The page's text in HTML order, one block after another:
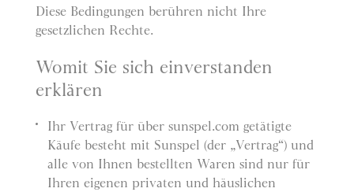
Diese Bedingungen berühren nicht Ihre
gesetzlichen Rechte.
Womit Sie sich einverstanden
erklären
Ihr Vertrag für über sunspel.com getätigte
Käufe besteht mit Sunspel (der „Vertrag“) und
alle von Ihnen bestellten Waren sind nur für
Ihren eigenen privaten und häuslichen